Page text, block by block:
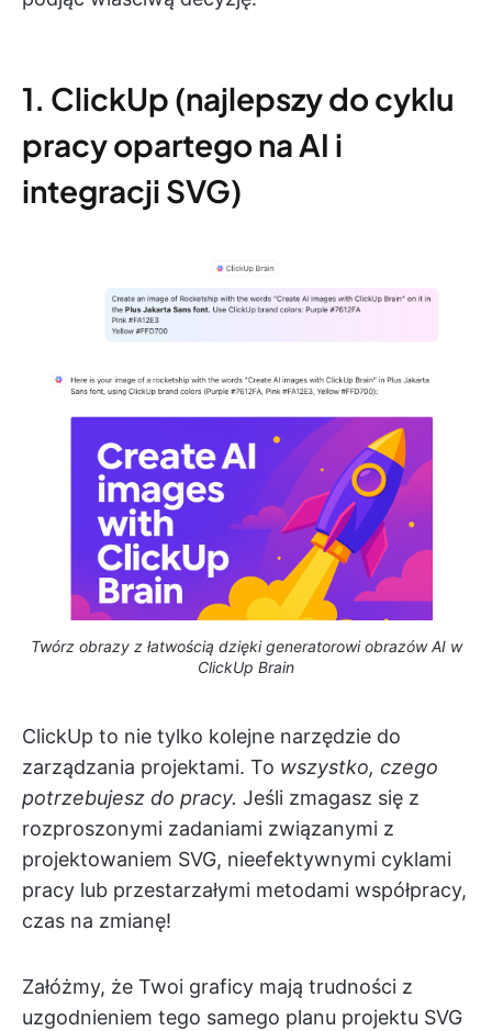
1. ClickUp (najlepszy do cyklu
pracy opartego na AI i
integracji SVG)
Twórz obrazy z łatwością dzięki generatorowi obrazów AI w
ClickUp Brain
ClickUp to nie tylko kolejne narzędzie do
zarządzania projektami. To wszystko, czego
potrzebujesz do pracy. Jeśli zmagasz się z
rozproszonymi zadaniami związanymi z
projektowaniem SVG, nieefektywnymi cyklami
pracy lub przestarzałymi metodami współpracy,
czas na zmianę!
Załóżmy, że Twoi graficy mają trudności z
uzgodnieniem tego samego planu projektu SVG